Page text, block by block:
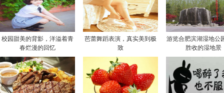
校园甜美的背影，洋溢着青
春烂漫的回忆
芭蕾舞蹈表演，真实美到极
致
游览合肥滨湖湿地公
胜收的湿地景